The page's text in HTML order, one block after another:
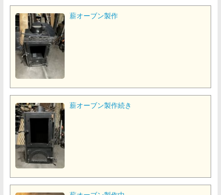
薪オーブン製作
薪オーブン製作続き